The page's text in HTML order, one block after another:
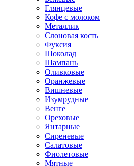
Глянцевые
Кофе с молоком
Металлик
Слоновая кость
Фуксия
Шоколад
Шампань
Оливковые
Оранжевые
Вишневые
Изумрудные
Венге
Ореховые
Янтарные
Сиреневые
Салатовые
Фиолетовые
Мятные